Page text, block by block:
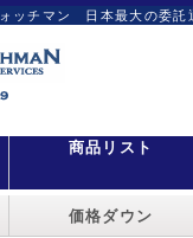
ッチマン 日本最大の委託
商品リスト
価格ダウン